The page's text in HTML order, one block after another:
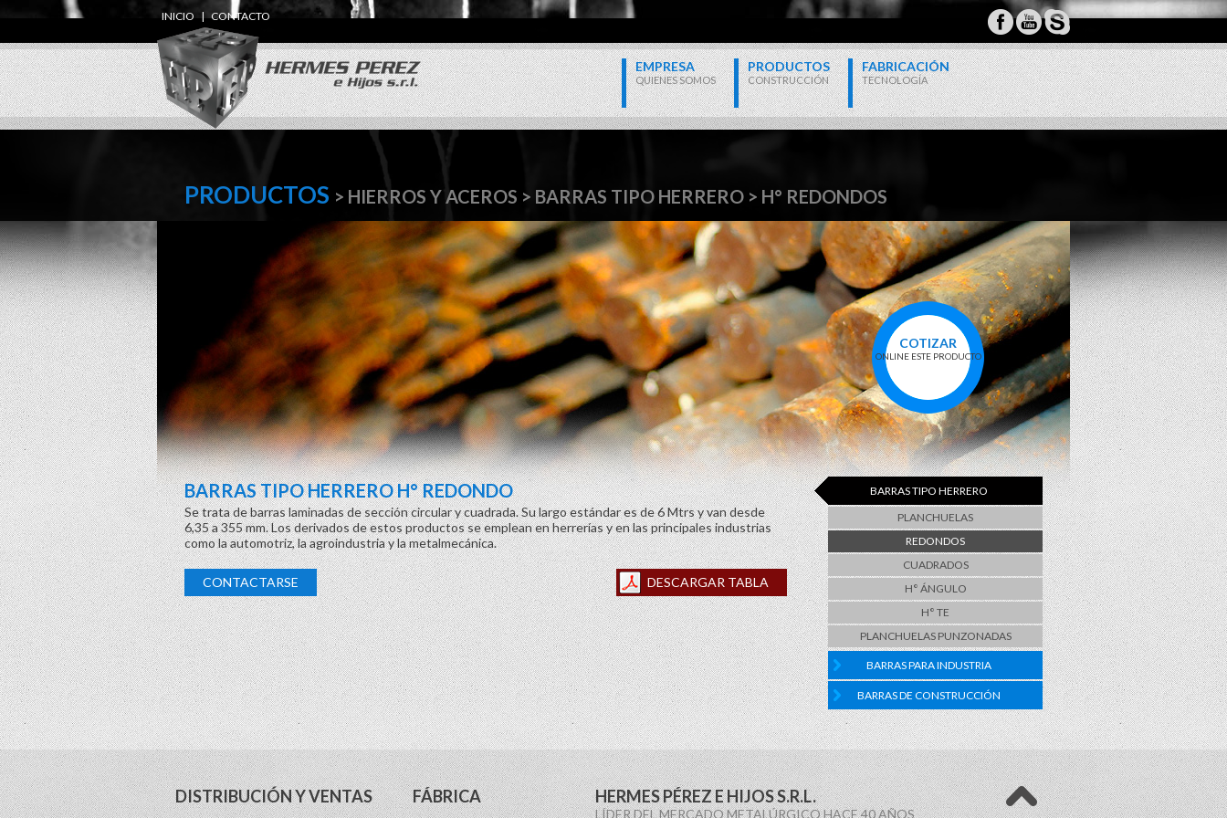
INICIO | CONTACTO
EMPRESA
QUIENES SOMOS
PRODUCTOS
CONSTRUCCIÓN
FABRICACIÓN
TECNOLOGÍA
PRODUCTOS > HIERROS Y ACEROS > BARRAS TIPO HERRERO > H° REDONDOS
COTIZAR
ONLINE ESTE PRODUCTO
BARRAS TIPO HERRERO H° REDONDO
Se trata de barras laminadas de sección circular y cuadrada. Su largo estándar es de 6 Mtrs y van desde
6,35 a 355 mm. Los derivados de estos productos se emplean en herrerías y en las principales industrias
como la automotriz, la agroindustria y la metalmecánica.
DESCARGAR TABLA
CONTACTARSE
BARRAS TIPO HERRERO
PLANCHUELAS
REDONDOS
CUADRADOS
H° ÁNGULO
H° TE
PLANCHUELAS PUNZONADAS
BARRAS PARA INDUSTRIA
BARRAS DE CONSTRUCCIÓN
DISTRIBUCIÓN Y VENTAS FÁBRICA HERMES PÉREZ E HIJOS S.R.L.
LÍDER DEL MERCADO METALÚRGICO HACE 40 AÑOS